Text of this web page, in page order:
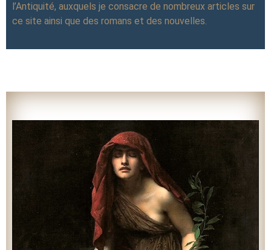
l’Antiquité, auxquels je consacre de nombreux articles sur
ce site ainsi que des romans et des nouvelles.